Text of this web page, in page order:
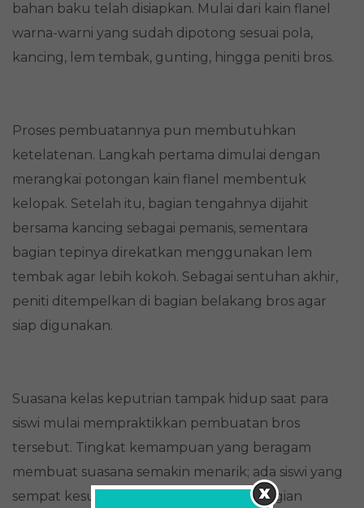
bahan baku telah disiapkan. Mulai dari kain flanel
warna-warni yang sudah dipotong sesuai pola,
kancing, lem tembak, gunting, hingga peniti bros.
Proses pembuatannya pun membutuhkan
ketelatenan. Langkah pertama dimulai dengan
merangkai potongan kain flanel membentuk
kelopak. Setelah itu, bagian tengahnya dijahit
bersama kancing sebagai pemanis, sementara
bagian tepinya direkatkan menggunakan lem
tembak agar lebih kokoh. Sebagai sentuhan akhir,
peniti ditempelkan di bagian belakang bros agar
siap digunakan.
Suasana kelas keputrian tampak hidup saat para
siswi mulai mempraktikkan pembuatan bros
tersebut. Tingkat kemampuan yang beragam
membuat suasana semakin menarik; ada siswi yang
sempat kesulitan saat harus menjahit bagian